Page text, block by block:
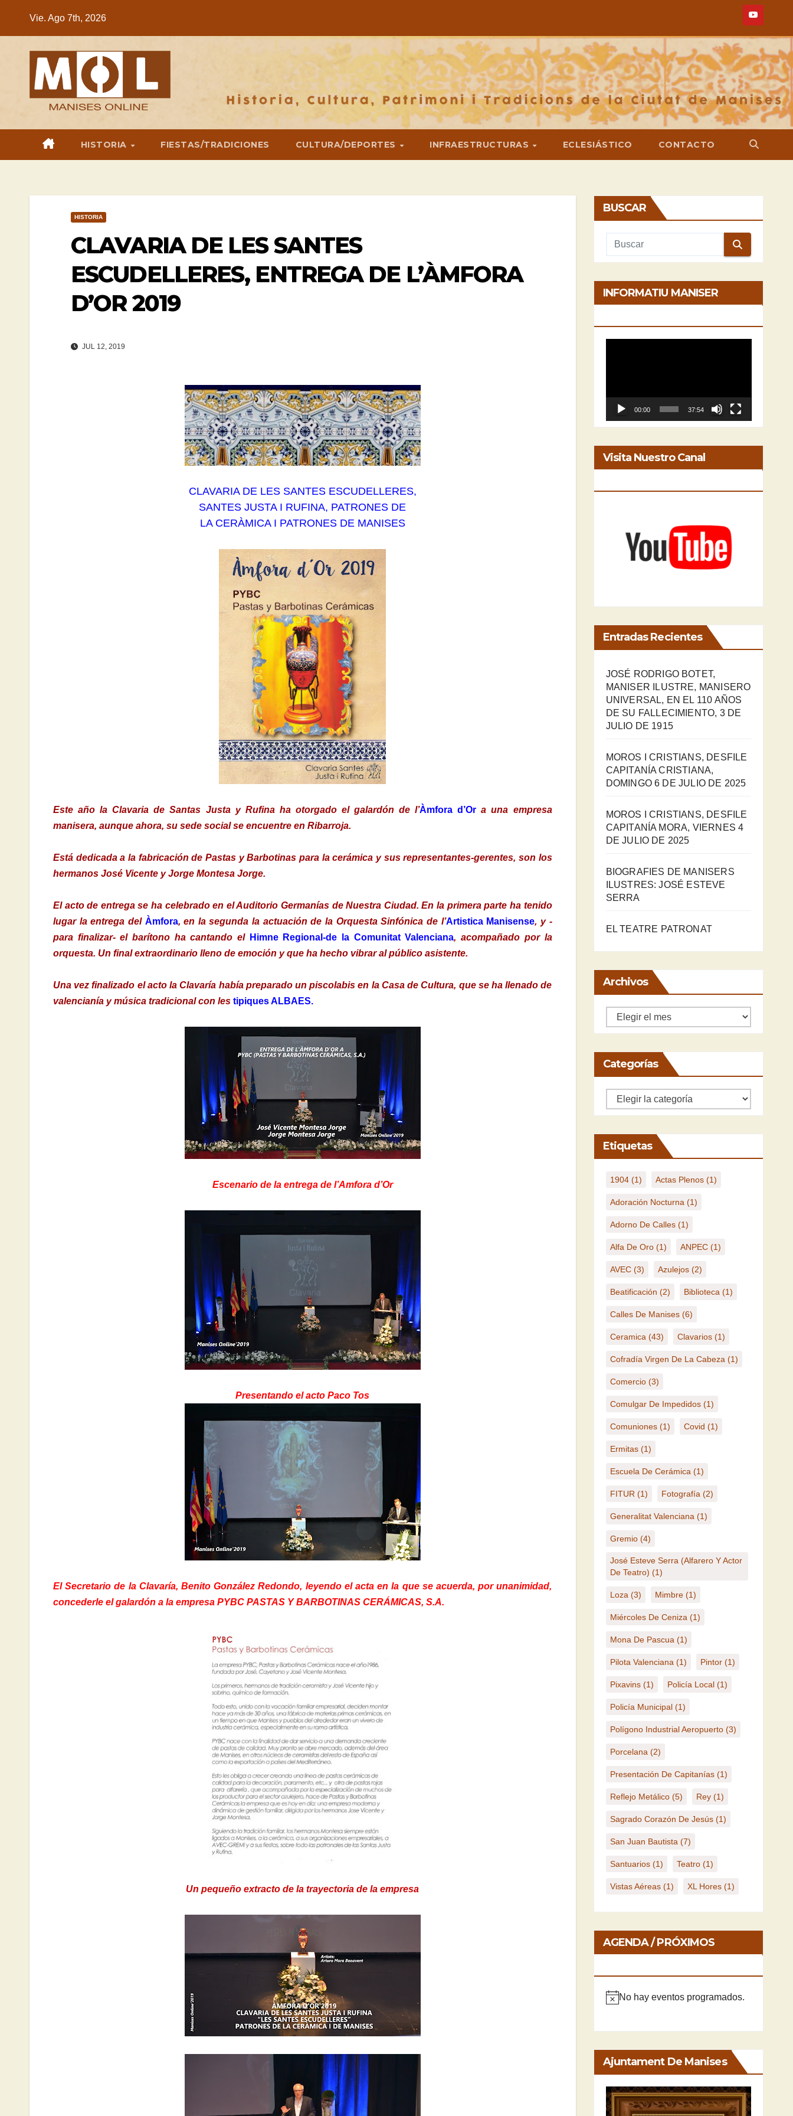
Vie. Ago 7th, 2026
HISTORIA FIESTAS/TRADICIONES CULTURA/DEPORTES INFRAESTRUCTURAS ECLESIÁSTICO CONTACTO
HISTORIA
CLAVARIA DE LES SANTES
ESCUDELLERES, ENTREGA DE L’ÀMFORA
D’OR 2019
JUL 12, 2019
CLAVARIA DE LES SANTES ESCUDELLERES,
SANTES JUSTA I RUFINA, PATRONES DE
LA CERÀMICA I PATRONES DE MANISES
Este año la Clavaria de Santas Justa y Rufina ha otorgado el galardón de l’Àmfora d’Or a una empresa
manisera, aunque ahora, su sede social se encuentre en Ribarroja.
Está dedicada a la fabricación de Pastas y Barbotinas para la cerámica y sus representantes-gerentes, son los
hermanos José Vicente y Jorge Montesa Jorge.
El acto de entrega se ha celebrado en el Auditorio Germanías de Nuestra Ciudad. En la primera parte ha tenido
lugar la entrega del Àmfora, en la segunda la actuación de la Orquesta Sinfónica de l’Artistica Manisense, y -
para finalizar- el barítono ha cantando el Himne Regional-de la Comunitat Valenciana, acompañado por la
orquesta. Un final extraordinario lleno de emoción y que ha hecho vibrar al público asistente.
Una vez finalizado el acto la Clavaría había preparado un piscolabis en la Casa de Cultura, que se ha llenado de
valencianía y música tradicional con les tipiques ALBAES.
Escenario de la entrega de l’Amfora d’Or
Presentando el acto Paco Tos
El Secretario de la Clavaría, Benito González Redondo, leyendo el acta en la que se acuerda, por unanimidad,
concederle el galardón a la empresa PYBC PASTAS Y BARBOTINAS CERÁMICAS, S.A.
Un pequeño extracto de la trayectoria de la empresa
BUSCAR
INFORMATIU MANISER
00:00 37:54
Visita Nuestro Canal
Entradas Recientes
JOSÉ RODRIGO BOTET,
MANISER ILUSTRE, MANISERO
UNIVERSAL, EN EL 110 AÑOS
DE SU FALLECIMIENTO, 3 DE
JULIO DE 1915
MOROS I CRISTIANS, DESFILE
CAPITANÍA CRISTIANA,
DOMINGO 6 DE JULIO DE 2025
MOROS I CRISTIANS, DESFILE
CAPITANÍA MORA, VIERNES 4
DE JULIO DE 2025
BIOGRAFIES DE MANISERS
ILUSTRES: JOSÉ ESTEVE
SERRA
EL TEATRE PATRONAT
Archivos
Archivos
Categorías
Categorías
Etiquetas
1904(1) Actas Plenos(1)
Adoración Nocturna (1)
Adorno De Calles(1)
Alfa De Oro(1) ANPEC(1)
AVEC(3) Azulejos(2)
Beatificación (2) Biblioteca (1)
Calles De Manises(6)
Ceramica (43) Clavarios(1)
Cofradía Virgen De La Cabeza (1)
Comercio(3)
Comulgar De Impedidos(1)
Comuniones(1) Covid (1)
Ermitas(1)
Escuela De Cerámica (1)
FITUR (1) Fotografía (2)
Generalitat Valenciana (1)
Gremio(4)
José Esteve Serra (Alfarero Y Actor
De Teatro) (1)
Loza (3) Mimbre(1)
Miércoles De Ceniza (1)
Mona De Pascua (1)
Pilota Valenciana (1) Pintor(1)
Pixavins(1) Policía Local(1)
Policía Municipal(1)
Polígono Industrial Aeropuerto(3)
Porcelana (2)
Presentación De Capitanías(1)
Reflejo Metálico(5) Rey(1)
Sagrado Corazón De Jesús(1)
San Juan Bautista (7)
Santuarios(1) Teatro(1)
Vistas Aéreas(1) XL Hores(1)
AGENDA / PRÓXIMOS
A
s
o
No hay eventos programados.
Ajuntament De Manises